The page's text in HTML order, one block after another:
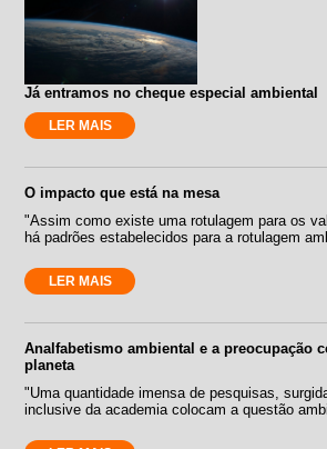
Já entramos no cheque especial ambiental
LER MAIS
O impacto que está na mesa
"Assim como existe uma rotulagem para os
há padrões estabelecidos para a rotulagem
LER MAIS
Analfabetismo ambiental e a preocupação
planeta
"Uma quantidade imensa de pesquisas,
inclusive da academia colocam a questão